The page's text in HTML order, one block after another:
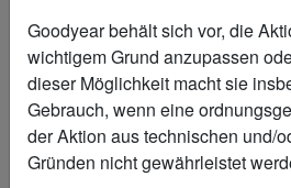
Leaflet|
Ich habe meinen Händler
Goodyear behält sich vor, die
wichtigem Grund anzupassen
dieser Möglichkeit macht sie
Gebrauch, wenn eine
der Aktion aus technischen und/
Gründen nicht gewährleistet